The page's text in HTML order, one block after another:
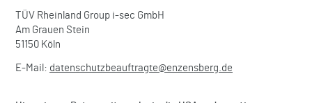
TÜV Rheinland Group i-sec GmbH
Am Grauen Stein
51150 Köln
E-Mail: datenschutzbeauftragte@enzensberg.de